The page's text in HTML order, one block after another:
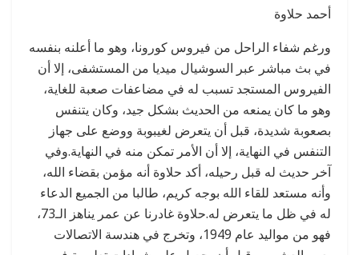
أحمد حلاوة
ورغم شفاء الراحل من فيروس كورونا، وهو ما أعلنه بنفسه
في بث مباشر عبر السوشيال ميديا من المستشفى، إلا أن
الفيروس المستجد تسبب له في مضاعفات صعبة للغاية،
وهو ما كان يمنعه من الحديث بشكل جيد، وكان يتنفس
بصعوبة شديدة، قبل أن يتعرض لغيبوبة ووضع على جهاز
التنفس في النهاية، إلا أن الأمر تمكن منه في النهاية.وفي
آخر حديث له قبل رحيله، أكد حلاوة أنه مؤمن بقضاء الله،
وأنه مستعد للقاء الله بوجه كريم، طالبا من الجميع الدعاء
له في ظل ما يتعرض له.حلاوة غادرنا عن عمر يناهز الـ73،
فهو من مواليد عام 1949، وتخرج في هندسة الاتصالات